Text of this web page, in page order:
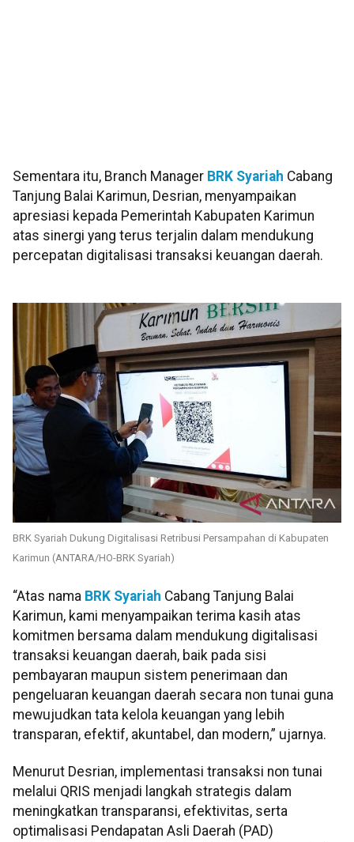
Sementara itu, Branch Manager BRK Syariah Cabang
Tanjung Balai Karimun, Desrian, menyampaikan
apresiasi kepada Pemerintah Kabupaten Karimun
atas sinergi yang terus terjalin dalam mendukung
percepatan digitalisasi transaksi keuangan daerah.
BRK Syariah Dukung Digitalisasi Retribusi Persampahan di Kabupaten
Karimun (ANTARA/HO-BRK Syariah)
“Atas nama BRK Syariah Cabang Tanjung Balai
Karimun, kami menyampaikan terima kasih atas
komitmen bersama dalam mendukung digitalisasi
transaksi keuangan daerah, baik pada sisi
pembayaran maupun sistem penerimaan dan
pengeluaran keuangan daerah secara non tunai guna
mewujudkan tata kelola keuangan yang lebih
transparan, efektif, akuntabel, dan modern,” ujarnya.
Menurut Desrian, implementasi transaksi non tunai
melalui QRIS menjadi langkah strategis dalam
meningkatkan transparansi, efektivitas, serta
optimalisasi Pendapatan Asli Daerah (PAD)